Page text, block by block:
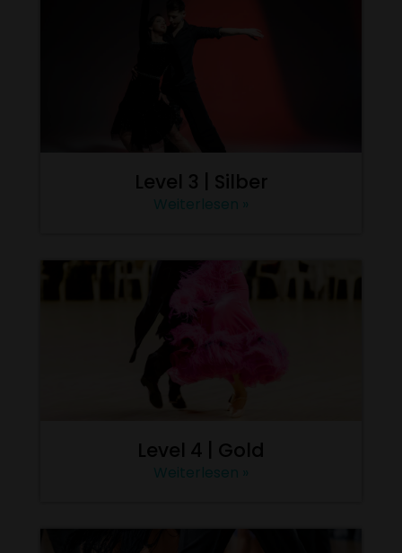
Level 3 | Silber
Weiterlesen »
Level 4 | Gold
Weiterlesen »